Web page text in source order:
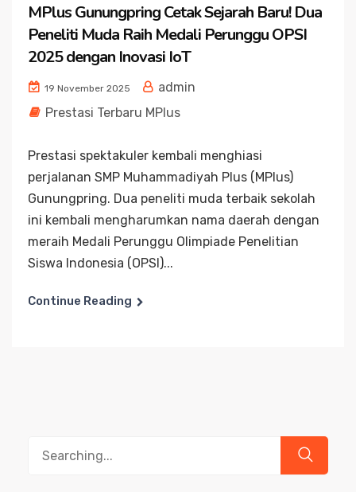
MPlus Gunungpring Cetak Sejarah Baru! Dua
Peneliti Muda Raih Medali Perunggu OPSI
2025 dengan Inovasi IoT
19 November 2025
admin
Prestasi Terbaru MPlus
Prestasi spektakuler kembali menghiasi
perjalanan SMP Muhammadiyah Plus (MPlus)
Gunungpring. Dua peneliti muda terbaik sekolah
ini kembali mengharumkan nama daerah dengan
meraih Medali Perunggu Olimpiade Penelitian
Siswa Indonesia (OPSI)...
Continue Reading